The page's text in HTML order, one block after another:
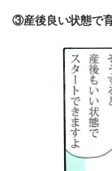
③産後良い状態で